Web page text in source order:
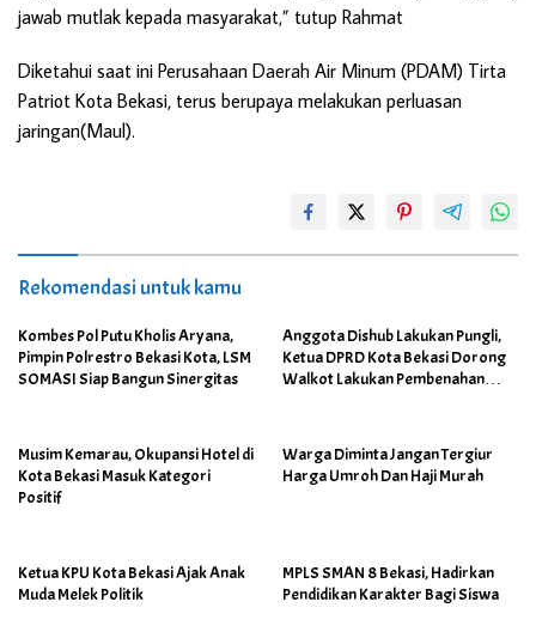
jawab mutlak kepada masyarakat,” tutup Rahmat
Diketahui saat ini Perusahaan Daerah Air Minum (PDAM) Tirta
Patriot Kota Bekasi, terus berupaya melakukan perluasan
jaringan(Maul).
Rekomendasi untuk kamu
Kombes Pol Putu Kholis Aryana,
Pimpin Polrestro Bekasi Kota, LSM
SOMASI Siap Bangun Sinergitas
Anggota Dishub Lakukan Pungli,
Ketua DPRD Kota Bekasi Dorong
Walkot Lakukan Pembenahan
Musim Kemarau, Okupansi Hotel di
Kota Bekasi Masuk Kategori
Positif
Warga Diminta Jangan Tergiur
Harga Umroh Dan Haji Murah
Ketua KPU Kota Bekasi Ajak Anak
Muda Melek Politik
MPLS SMAN 8 Bekasi, Hadirkan
Pendidikan Karakter Bagi Siswa